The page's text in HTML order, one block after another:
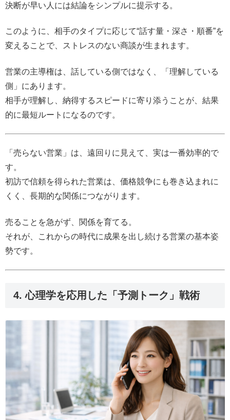
決断が早い人には結論をシンプルに提示する。
このように、相手のタイプに応じて“話す量・深さ・順番”を
変えることで、ストレスのない商談が生まれます。
営業の主導権は、話している側ではなく、「理解している
側」にあります。
相手が理解し、納得するスピードに寄り添うことが、結果
的に最短ルートになるのです。
「売らない営業」は、遠回りに見えて、実は一番効率的で
す。
初訪で信頼を得られた営業は、価格競争にも巻き込まれに
くく、長期的な関係につながります。
売ることを急がず、関係を育てる。
それが、これからの時代に成果を出し続ける営業の基本姿
勢です。
4. 心理学を応用した「予測トーク」戦術